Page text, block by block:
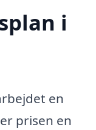
i
en
prisen en